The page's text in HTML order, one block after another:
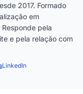
2017. Formado
em
pela
e pela relação com
LinkedIn